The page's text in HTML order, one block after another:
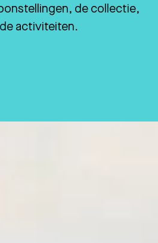
de collectie,
activiteiten.